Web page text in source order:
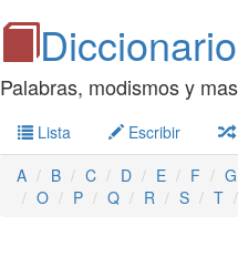
Palabras, modismos y mas
Lista Escribir
A
B C D E F G
O
P Q R S T